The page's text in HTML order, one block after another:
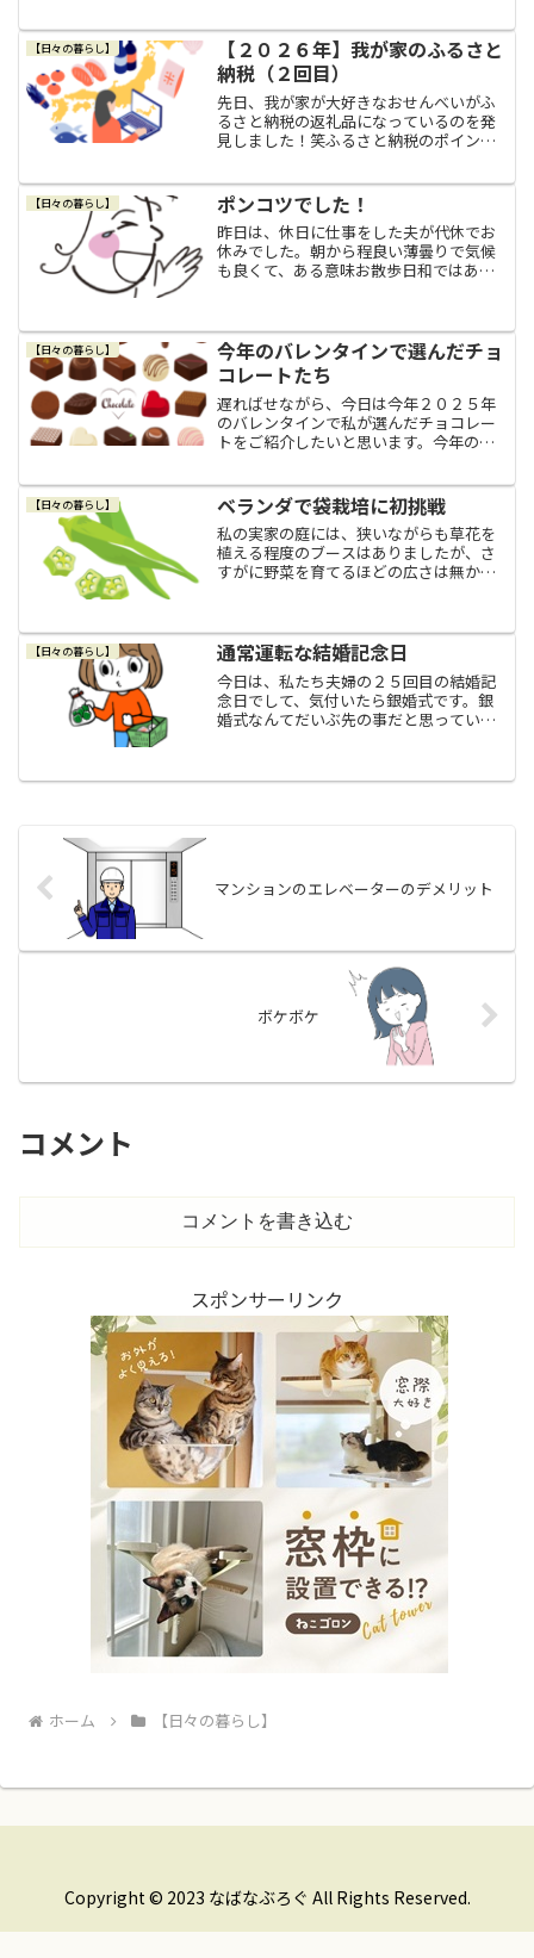
に洗濯物を干せないでいた時期で、洗濯
物の生乾き臭が気になって...
【日々の暮らし】
【２０２６年】我が家のふるさと
納税（２回目）
先日、我が家が大好きなおせんべいがふ
るさと納税の返礼品になっているのを発
見しました！笑ふるさと納税のポイント
り、ふるさと納税の「ポイント等の付与
を行う事業者を通じた募集を禁...
【日々の暮らし】 ポンコツでした！
昨日は、休日に仕事をした夫が代休でお
休みでした。朝から程良い薄曇りで気候
も良くて、ある意味お散歩日和ではあっ
ず家から出たのでした。ポンコツその１
家を出て駅に向かって歩い...
【日々の暮らし】
今年のバレンタインで選んだチョ
コレートたち
遅ればせながら、今日は今年２０２５年
のバレンタインで私が選んだチョコレー
トをご紹介したいと思います。今年のチ
レートはプレゼントしていないのです
が、正直に言ってしまうと、...
【日々の暮らし】 ベランダで袋栽培に初挑戦
私の実家の庭には、狭いながらも草花を
植える程度のブースはありましたが、さ
すがに野菜を育てるほどの広さは無かっ
りて野菜を育てたりしていました。で
も、子供の頃の私はさほど野...
【日々の暮らし】 通常運転な結婚記念日
今日は、私たち夫婦の２５回目の結婚記
念日でして、気付いたら銀婚式です。銀
婚式なんてだいぶ先の事だと思っていた
四半世紀も経っていて、当たり前ですが
マンションのエレベーターのデメリット
ボケボケ
コメント
コメントを書き込む
スポンサーリンク
ホーム 【日々の暮らし】
Copyright © 2023 なばなぶろぐ All Rights Reserved.